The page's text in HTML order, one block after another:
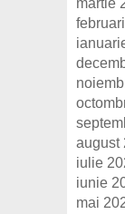
martie
august
iulie
iunie
mai